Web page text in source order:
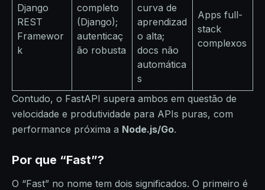
Django
REST
Framewor
k
completo
(Django);
autenticaç
ão robusta
curva de
aprendizad
o alta;
docs não
automática
s
Apps full-
stack
complexos
Contudo, o FastAPI supera ambos em questão de
velocidade e produtividade para APIs puras, com
performance próxima a Node.js/Go.​
Por que “Fast”?
O “Fast” no nome tem dois significados. O primeiro é